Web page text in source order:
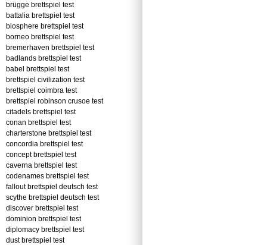
brügge brettspiel test
battalia brettspiel test
biosphere brettspiel test
borneo brettspiel test
bremerhaven brettspiel test
badlands brettspiel test
babel brettspiel test
brettspiel civilization test
brettspiel coimbra test
brettspiel robinson crusoe test
citadels brettspiel test
conan brettspiel test
charterstone brettspiel test
concordia brettspiel test
concept brettspiel test
caverna brettspiel test
codenames brettspiel test
fallout brettspiel deutsch test
scythe brettspiel deutsch test
discover brettspiel test
dominion brettspiel test
diplomacy brettspiel test
dust brettspiel test